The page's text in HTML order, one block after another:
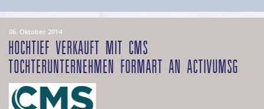
06. Oktober 2014
HOCHTIEF VERKAUFT MIT CMS
TOCHTERUNTERNEHMEN FORMART AN ACTIVUMSG